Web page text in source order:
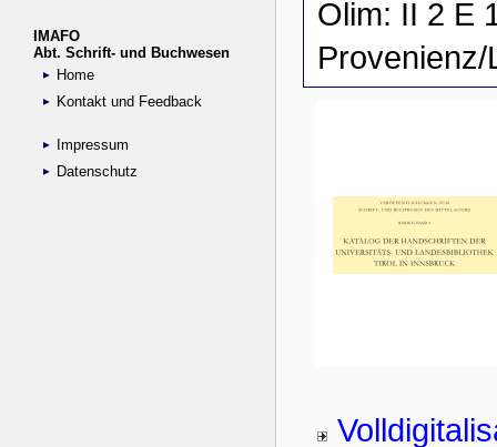
IMAFO
Abt. Schrift- und Buchwesen
Home
Kontakt und Feedback
Impressum
Datenschutz